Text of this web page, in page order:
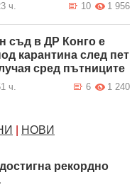
ч. 1 956
10
съд в ДР Конго е
карантина след пет
сред пътниците
ч. 1 240
6
НОВИ
рекордно